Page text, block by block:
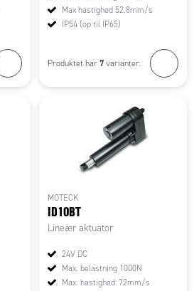
Max hastighed 52.8mm/s
IP54 (op til IP65)
Produktet har 7 varianter.
MOTECK
ID10BT
Lineær aktuator
24V DC
Max. belastning 1000N
Max. hastighed: 72mm/s